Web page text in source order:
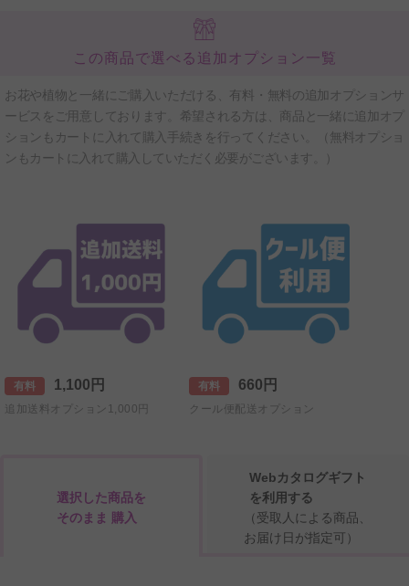
この商品で選べる追加オプション一覧
お花や植物と一緒にご購入いただける、有料・無料の追加オプションサ
ービスをご用意しております。希望される方は、商品と一緒に追加オプ
ションもカートに入れて購入手続きを行ってください。（無料オプショ
ンもカートに入れて購入していただく必要がございます。）
有料 1,100円
追加送料オプション1,000円
有料 660円
クール便配送オプション
選択した商品を
そのまま 購入
Webカタログギフト
を利用する
（受取人による商品、
お届け日が指定可）